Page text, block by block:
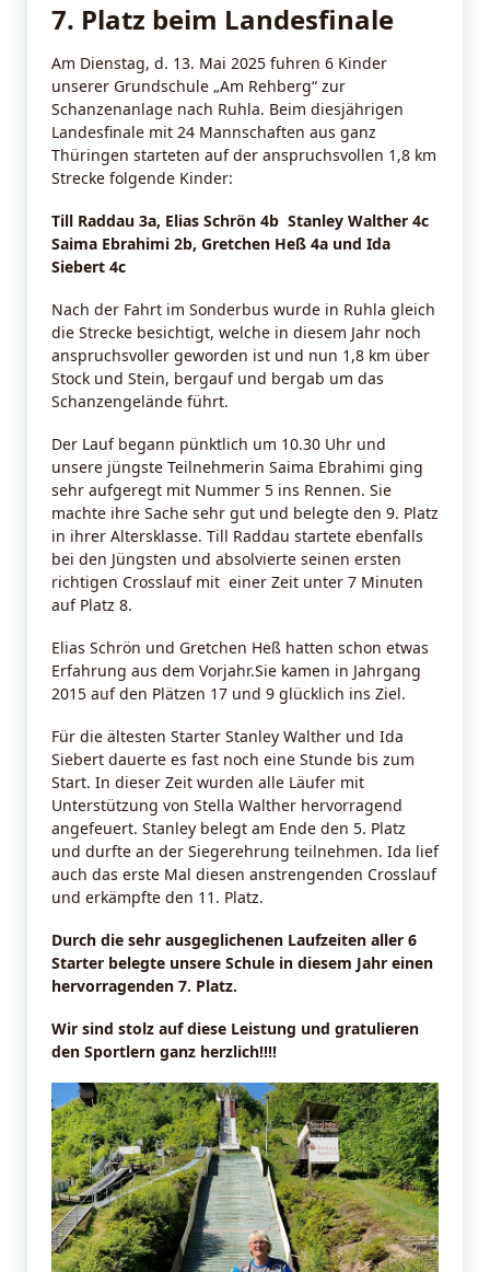
7. Platz beim Landesfinale
Am Dienstag, d. 13. Mai 2025 fuhren 6 Kinder
unserer Grundschule „Am Rehberg“ zur
Schanzenanlage nach Ruhla. Beim diesjährigen
Landesfinale mit 24 Mannschaften aus ganz
Thüringen starteten auf der anspruchsvollen 1,8 km
Strecke folgende Kinder:
Till Raddau 3a, Elias Schrön 4b Stanley Walther 4c
Saima Ebrahimi 2b, Gretchen Heß 4a und Ida
Siebert 4c
Nach der Fahrt im Sonderbus wurde in Ruhla gleich
die Strecke besichtigt, welche in diesem Jahr noch
anspruchsvoller geworden ist und nun 1,8 km über
Stock und Stein, bergauf und bergab um das
Schanzengelände führt.
Der Lauf begann pünktlich um 10.30 Uhr und
unsere jüngste Teilnehmerin Saima Ebrahimi ging
sehr aufgeregt mit Nummer 5 ins Rennen. Sie
machte ihre Sache sehr gut und belegte den 9. Platz
in ihrer Altersklasse. Till Raddau startete ebenfalls
bei den Jüngsten und absolvierte seinen ersten
richtigen Crosslauf mit einer Zeit unter 7 Minuten
auf Platz 8.
Elias Schrön und Gretchen Heß hatten schon etwas
Erfahrung aus dem Vorjahr.Sie kamen in Jahrgang
2015 auf den Plätzen 17 und 9 glücklich ins Ziel.
Für die ältesten Starter Stanley Walther und Ida
Siebert dauerte es fast noch eine Stunde bis zum
Start. In dieser Zeit wurden alle Läufer mit
Unterstützung von Stella Walther hervorragend
angefeuert. Stanley belegt am Ende den 5. Platz
und durfte an der Siegerehrung teilnehmen. Ida lief
auch das erste Mal diesen anstrengenden Crosslauf
und erkämpfte den 11. Platz.
Durch die sehr ausgeglichenen Laufzeiten aller 6
Starter belegte unsere Schule in diesem Jahr einen
hervorragenden 7. Platz.
Wir sind stolz auf diese Leistung und gratulieren
den Sportlern ganz herzlich!!!!